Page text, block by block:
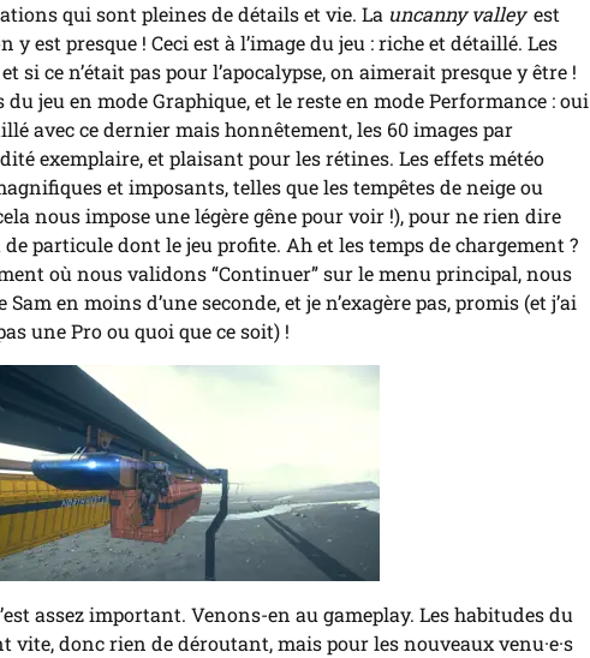
qui sont pleines de détails et vie. La uncanny valley est
y est presque ! Ceci est à l’image du jeu : riche et détaillé. Les
si ce n’était pas pour l’apocalypse, on aimerait presque y être !
jeu en mode Graphique, et le reste en mode Performance : oui
avec ce dernier mais honnêtement, les 60 images par
exemplaire, et plaisant pour les rétines. Les effets météo
et imposants, telles que les tempêtes de neige ou
nous impose une légère gêne pour voir !), pour ne rien dire
particule dont le jeu profite. Ah et les temps de chargement ?
où nous validons “Continuer” sur le menu principal, nous
en moins d’une seconde, et je n’exagère pas, promis (et j’ai
une Pro ou quoi que ce soit) !
assez important. Venons-en au gameplay. Les habitudes du
donc rien de déroutant, mais pour les nouveaux venu·e·s